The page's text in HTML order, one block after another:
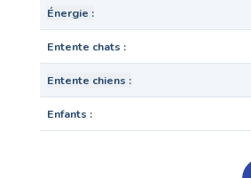
Énergie
Entente chats
Entente chiens
Enfants